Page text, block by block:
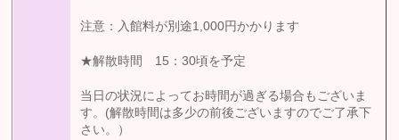
注意：入館料が別途1,000円かかります
★解散時間 15：30頃を予定
当日の状況によってお時間が過ぎる場合もございま
す。(解散時間は多少の前後ございますのでご了承下
さい。）